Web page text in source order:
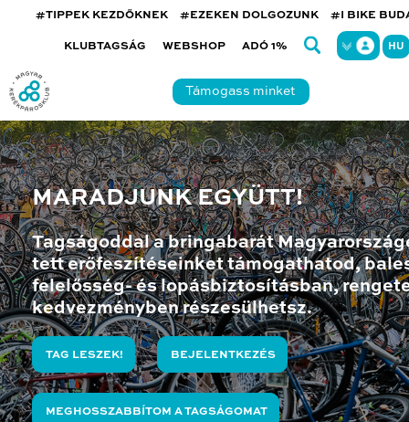
#TIPPEK KEZDŐKNEK #EZEKEN DOLGOZUNK #I BIKE
KLUBTAGSÁG WEBSHOP ADÓ 1% HU
Támogass minket
MARADJUNK EGYÜTT!
Tagságoddal a bringabarát
tett erőfeszítéseinket támogathatod,
felelősség- és lopásbiztosításban,
kedvezményben részesülhetsz.
TAG LESZEK! BEJELENTKEZÉS
MEGHOSSZABBÍTOM A TAGSÁGOMAT